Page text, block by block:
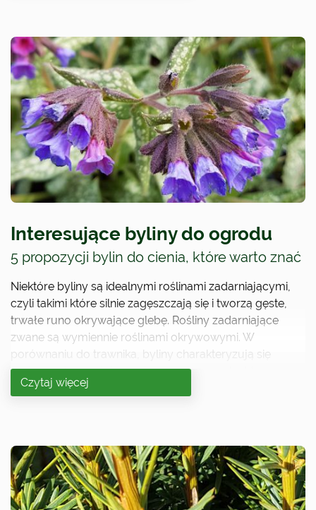
Interesujące byliny do ogrodu
5 propozycji bylin do cienia, które warto znać
Niektóre byliny są idealnymi roślinami zadarniającymi,
czyli takimi które silnie zagęszczają się i tworzą gęste,
trwałe runo okrywające glebę. Rośliny zadarniające
zwane są wymiennie roślinami okrywowymi. W
porównaniu do trawnika, byliny charakteryzują się
wyższą odpornością na okresowe susze. Jest to
szczególnie istotna informacja dla właścicieli ogrodów,
odpowiednią roślinę.
Czytaj więcej